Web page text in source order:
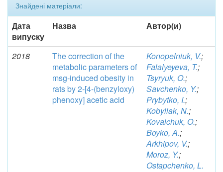
Знайдені матеріали:
Дата
випуску
Назва Автор(и)
2018
The correction of the
metabolic parameters of
msg-induced obesity in
rats by 2-[4-(benzyloxy)
phenoxy] acetic acid
Konopelniuk, V.;
Falalyeyeva, T.;
Tsyryuk, O.;
Savchenko, Y.;
Prybytko, I.;
Kobyliak, N.;
Kovalchuk, O.;
Boyko, A.;
Arkhipov, V.;
Moroz, Y.;
Ostapchenko, L.